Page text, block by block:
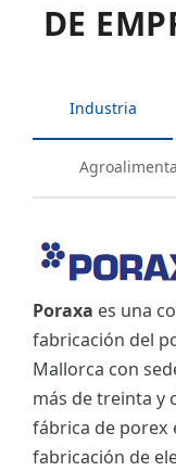
DE
Industria
Poraxa es una
fabricación del
Mallorca con
más de treinta y
fábrica de porex
fabricación de